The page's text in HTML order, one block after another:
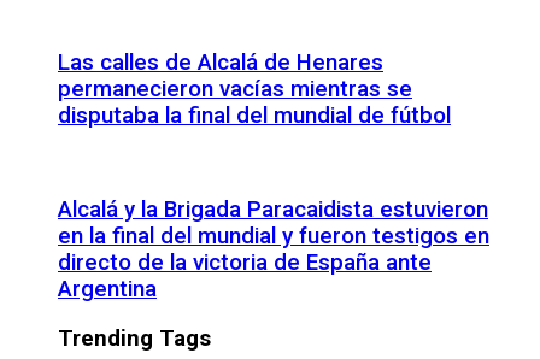
Las calles de Alcalá de Henares
permanecieron vacías mientras se
disputaba la final del mundial de fútbol
Alcalá y la Brigada Paracaidista estuvieron
en la final del mundial y fueron testigos en
directo de la victoria de España ante
Argentina
Trending Tags